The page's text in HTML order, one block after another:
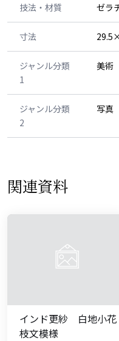
技法・材質 ゼラ
寸法
ジャンル分類
1
美術
ジャンル分類
2
写真
関連資料
インド更紗 白地小花
枝文模様